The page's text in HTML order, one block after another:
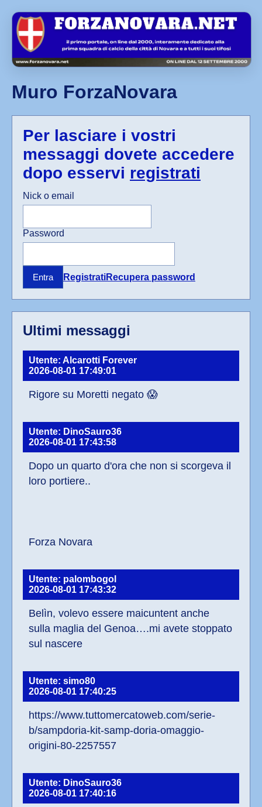
Muro ForzaNovara
Per lasciare i vostri
messaggi dovete accedere
dopo esservi registrati
Nick o email
Password
Entra RegistratiRecupera password
Ultimi messaggi
Utente: Alcarotti Forever
2026-08-01 17:49:01
Rigore su Moretti negato 😱
Utente: DinoSauro36
2026-08-01 17:43:58
Dopo un quarto d'ora che non si scorgeva il
loro portiere..
Forza Novara
Utente: palombogol
2026-08-01 17:43:32
Belìn, volevo essere maicuntent anche
sulla maglia del Genoa….mi avete stoppato
sul nascere
Utente: simo80
2026-08-01 17:40:25
https://www.tuttomercatoweb.com/serie-
b/sampdoria-kit-samp-doria-omaggio-
origini-80-2257557
Utente: DinoSauro36
2026-08-01 17:40:16